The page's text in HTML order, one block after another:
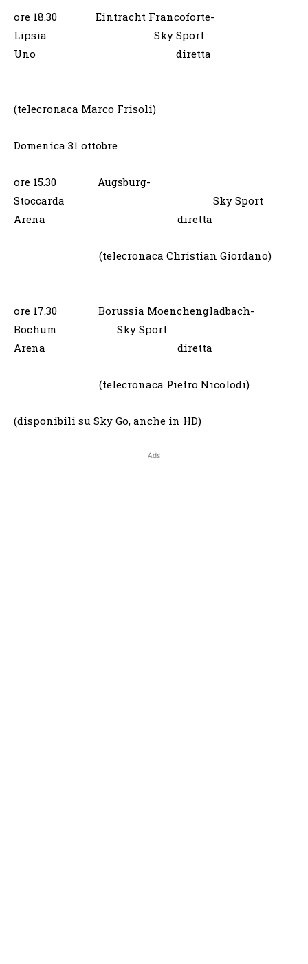
ore 18.30 Eintracht Francoforte-
Lipsia Sky Sport
Uno diretta
(telecronaca Marco Frisoli)
Domenica 31 ottobre
ore 15.30 Augsburg-
Stoccarda Sky Sport
Arena diretta
(telecronaca Christian Giordano)
ore 17.30 Borussia Moenchengladbach-
Bochum Sky Sport
Arena diretta
(telecronaca Pietro Nicolodi)
(disponibili su Sky Go, anche in HD)
Ads